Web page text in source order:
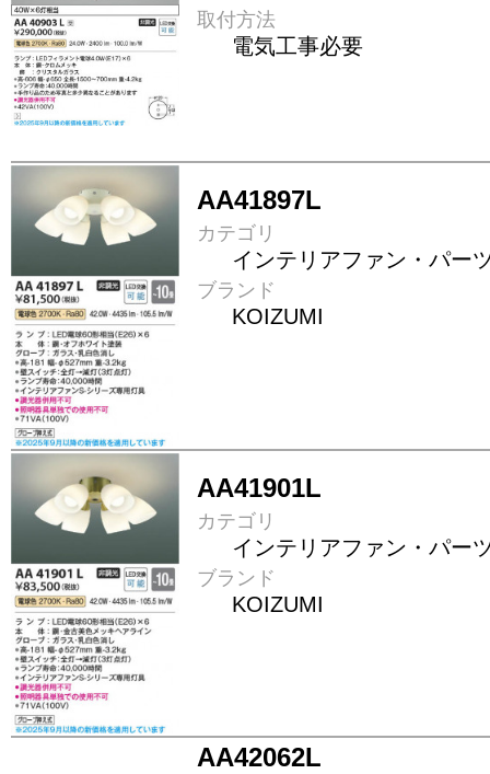
取付方法
電気工事必要
AA41897L
カテゴリ
インテリアファン・パー
ブランド
KOIZUMI
AA41901L
カテゴリ
インテリアファン・パー
ブランド
KOIZUMI
AA42062L